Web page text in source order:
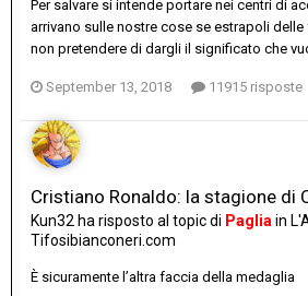
Per salvare si intende portare nei centri di
arrivano sulle nostre cose se estrapoli
non pretendere di dargli il significato che
September 13, 2018 11915 risposte
Cristiano Ronaldo: la stagione di
Kun32 ha risposto al topic di Paglia in
Tifosibianconeri.com
È sicuramente l’altra faccia della medaglia